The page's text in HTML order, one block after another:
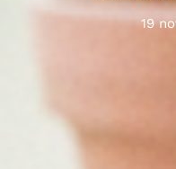
19